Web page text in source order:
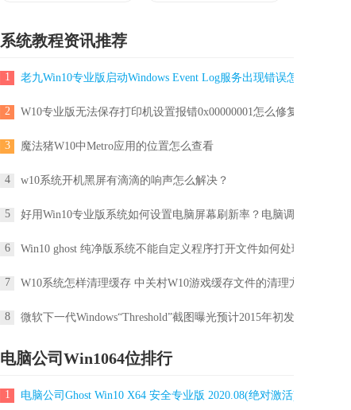
系统教程资讯推荐
1 老九Win10专业版启动Windows Event Log服务出现错误怎么解决?
2 W10专业版无法保存打印机设置报错0x00000001怎么修复？
3 魔法猪W10中Metro应用的位置怎么查看
4 w10系统开机黑屏有滴滴的响声怎么解决？
5 好用Win10专业版系统如何设置电脑屏幕刷新率？电脑调屏幕刷新率
6 Win10 ghost 纯净版系统不能自定义程序打开文件如何处理
7 W10系统怎样清理缓存 中关村W10游戏缓存文件的清理方法
8 微软下一代Windows“Threshold”截图曝光预计2015年初发布
电脑公司Win1064位排行
1 电脑公司Ghost Win10 X64 安全专业版 2020.08(绝对激活)